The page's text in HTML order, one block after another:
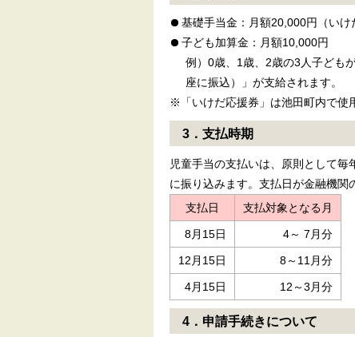
基礎手当金：月額20,000円（いけ
子ども加算金：月額10,000円
例）0歳、1歳、2歳の3人子ども
座に振込）」が支給されます。
※「いけだ応援券」は池田町内で使
3．支払時期
児童手当の支払いは、原則として
に振り込みます。支払日が金融機関
支払日
支払対象となる月
8月15日 4～ 7月分
12月15日 8～11月分
4月15日 12～3月分
4．申請手続きについて